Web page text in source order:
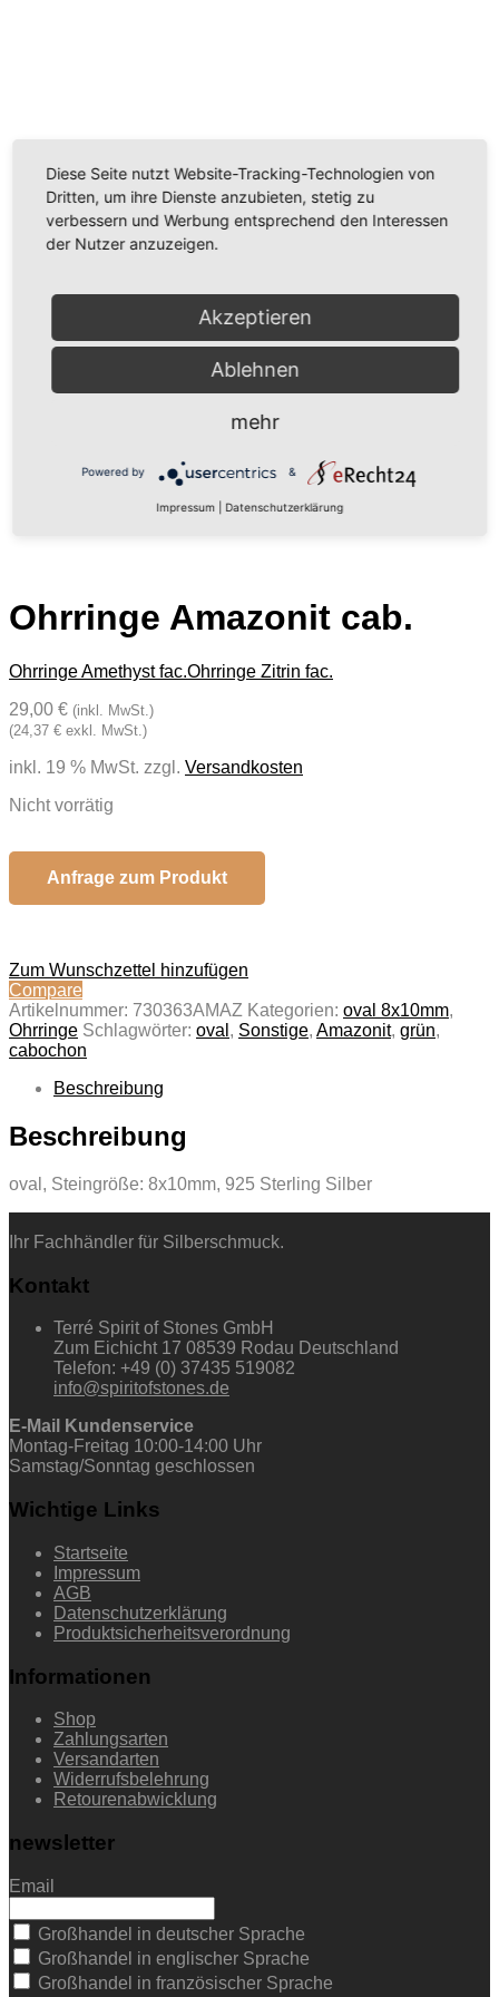
Videoinhalte einzubetten. Dieser Service kann Daten
zu Ihren Aktivitäten sammeln. Bitte lesen Sie die Details
durch und stimmen Sie der Nutzung des Service zu,
um dieses Video anzusehen.
Mehr Informationen
Powered byUsercentrics Consent Management
Platform
Ohrringe Amazonit cab.
Ohrringe Amethyst fac.Ohrringe Zitrin fac.
29,00 € (inkl. MwSt.)
(24,37 € exkl. MwSt.)
inkl. 19 % MwSt. zzgl. Versandkosten
Nicht vorrätig
Anfrage zum Produkt
Zum Wunschzettel hinzufügen
Compare
Artikelnummer: 730363AMAZ Kategorien: oval 8x10mm,
Ohrringe Schlagwörter: oval , Sonstige, Amazonit, grün,
cabochon
Beschreibung
Beschreibung
oval, Steingröße: 8x10mm, 925 Sterling Silber
Ihr Fachhändler für Silberschmuck.
Kontakt
Terré Spirit of Stones GmbH
Zum Eichicht 17 08539 Rodau Deutschland
Telefon: +49 (0) 37435 519082
info@spiritofstones.de
E-Mail Kundenservice
Montag-Freitag 10:00-14:00 Uhr
Samstag/Sonntag geschlossen
Wichtige Links
Startseite
Impressum
AGB
Datenschutzerklärung
Produktsicherheitsverordnung
Informationen
Shop
Zahlungsarten
Versandarten
Widerrufsbelehrung
Retourenabwicklung
newsletter
Email
Großhandel in deutscher Sprache
Großhandel in englischer Sprache
Großhandel in französischer Sprache
Diese Seite nutzt Website-Tracking-Technologien von
Dritten, um ihre Dienste anzubieten, stetig zu
verbessern und Werbung entsprechend den Interessen
der Nutzer anzuzeigen.
Akzeptieren
Ablehnen
mehr
Powered by &
Impressum Datenschutzerklärung